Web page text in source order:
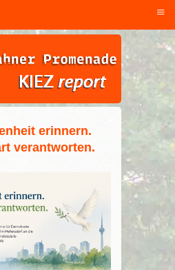
Kopfzeile
erinnern.
verantworten.
≡